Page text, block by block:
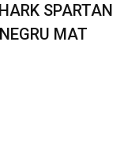
SPARTAN
MAT